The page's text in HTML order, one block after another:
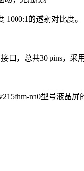
1000:1的透射对比度。
口，总共30 pins，采
nn0型号液晶